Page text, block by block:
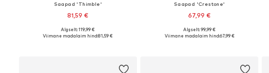
Saapad 'Thimble'
81,59 €
Saadaolevad suurused: 36, 37, 38, 39, 41
Algselt: 119,99 €
Viimane madalaim hind:81,59 €
Saapad 'Crestone'
67,99 €
+2
Saadaolevad suurused: 36, 38, 39, 40, 41
Algselt: 99,99 €
Viimane madalaim hind:67,99 €